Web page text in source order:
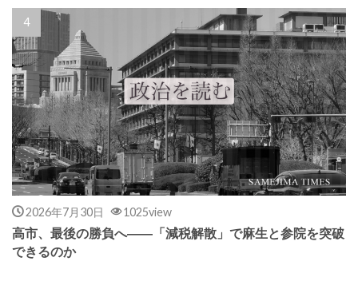
2026年7月30日 1025view
高市、最後の勝負へ――「減税解散」で麻生と参院を突破
できるのか